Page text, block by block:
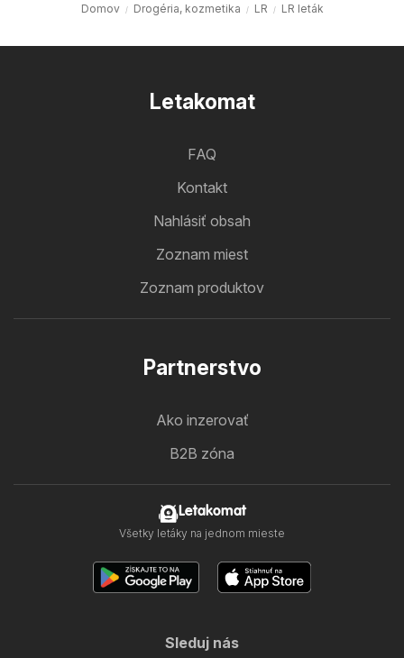
Domov Drogéria, kozmetika LR LR leták
Letakomat
FAQ
Kontakt
Nahlásiť obsah
Zoznam miest
Zoznam produktov
Partnerstvo
Ako inzerovať
B2B zóna
Letakomat
Všetky letáky na jednom mieste
Sleduj nás